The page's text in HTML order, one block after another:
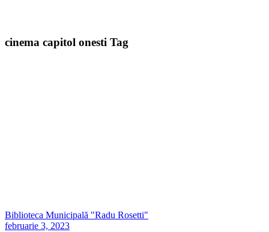
cinema capitol onesti Tag
Biblioteca Municipală "Radu Rosetti"
februarie 3, 2023